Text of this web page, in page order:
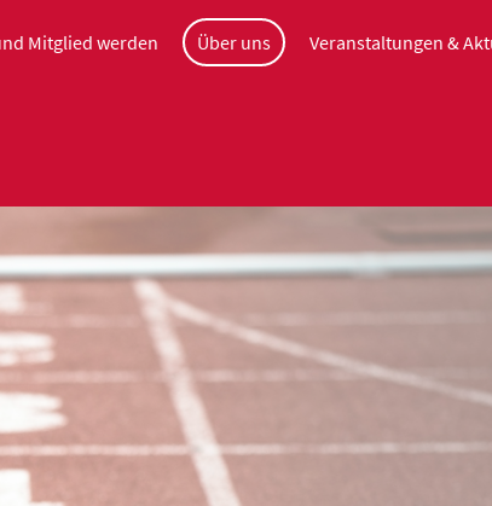
Mitglied werden Über uns Veranstaltungen &